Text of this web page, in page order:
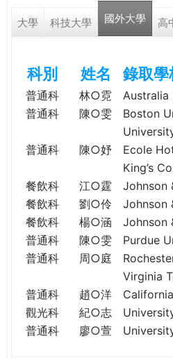
e
e
e
大學 科技大學 國外大學 高
科別 姓名 錄取學
普通科 林○霓
Australia
普通科
陳○雯
Boston
普通科
陳○妤
Ecole
King’s
餐飲科
江○霆
Johnson
餐飲科
劉○伶
Johnson
餐飲科
楊○涵
Johnson
普通科
陳○雯
Purdue
普通科
周○庭
Virginia
普通科
趙○洋
觀光科
紀○志
普通科
廖○萱